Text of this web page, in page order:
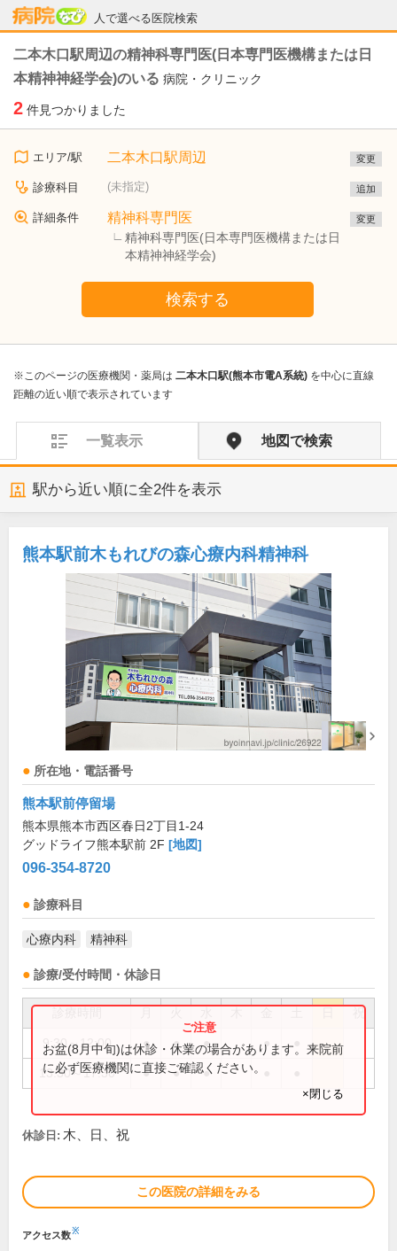
人で選べる医院検索
病院なび
二本木口駅周辺の精神科専門医(日本専門医機構または日
本精神神経学会)のいる 病院・クリニック
2 件見つかりました
エリア/駅 二本木口駅周辺 変更
診療科目 (未指定) 追加
詳細条件 精神科専門医
精神科専門医(日本専門医機構または日
本精神神経学会)
変更
検索する
※このページの医療機関・薬局は 二本木口駅(熊本市電A系統) を中心に直線
距離の近い順で表示されています
一覧表示 地図で検索
駅から近い順に全2件を表示
熊本駅前木もれびの森心療内科精神科
所在地・電話番号
熊本駅前停留場
熊本県熊本市西区春日2丁目1-24
グッドライフ熊本駅前 2F [地図]
096-354-8720
診療科目
心療内科 精神科
診療/受付時間・休診日
祝
9:30～12:00 ● ● ● ●
13:30～17:30 ● ● ●
お盆(8月中旬)は休診・休業の場合があります。来院前
に必ず医療機関に直接ご確認ください。
×閉じる
休診日: 木、日、祝
この医院の詳細をみる
アクセス数※